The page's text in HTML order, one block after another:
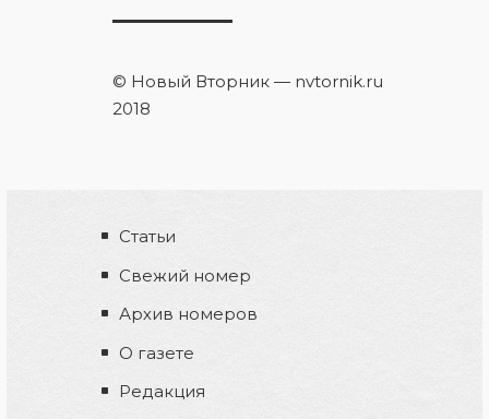
© Новый Вторник — nvtornik.ru
2018
Статьи
Свежий номер
Архив номеров
О газете
Редакция